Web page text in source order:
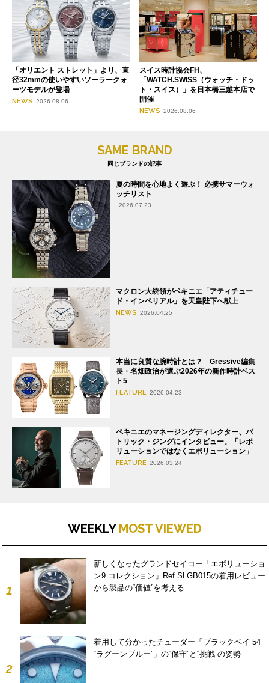
「オリエント ストレット」より、直
径32mmの使いやすいソーラークォ
ーツモデルが登場
NEWS 2026.08.06
スイス時計協会FH、
「WATCH.SWISS（ウォッチ・ドッ
ト・スイス）」を日本橋三越本店で
開催
NEWS 2026.08.06
SAME BRAND
同じブランドの記事
夏の時間を心地よく遊ぶ！ 必携サマーウォ
ッチリスト
2026.07.23
マクロン大統領がペキニエ「アティチュー
ド・インペリアル」を天皇陛下へ献上
NEWS 2026.04.25
本当に良質な腕時計とは？ Gressive編集
長・名畑政治が選ぶ2026年の新作時計ベス
ト5
FEATURE 2026.04.23
ペキニエのマネージングディレクター、パ
トリック・ジングにインタビュー。「レボ
リューションではなくエボリューション」
FEATURE 2026.03.24
WEEKLY MOST VIEWED
1
新しくなったグランドセイコー「エボリューショ
ン9 コレクション」Ref.SLGB015の着用レビュー
から製品の“価値”を考える
2
着用して分かったチューダー「ブラックベイ 54
“ラグーンブルー”」の“保守”と“挑戦”の姿勢